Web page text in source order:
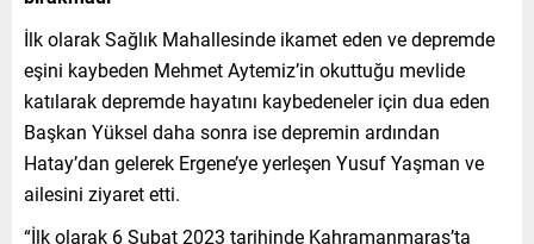
İlk olarak Sağlık Mahallesinde ikamet eden ve depremde
eşini kaybeden Mehmet Aytemiz’in okuttuğu mevlide
katılarak depremde hayatını kaybedeneler için dua eden
Başkan Yüksel daha sonra ise depremin ardından
Hatay’dan gelerek Ergene’ye yerleşen Yusuf Yaşman ve
ailesini ziyaret etti.
“İlk olarak 6 Şubat 2023 tarihinde Kahramanmaraş’ta